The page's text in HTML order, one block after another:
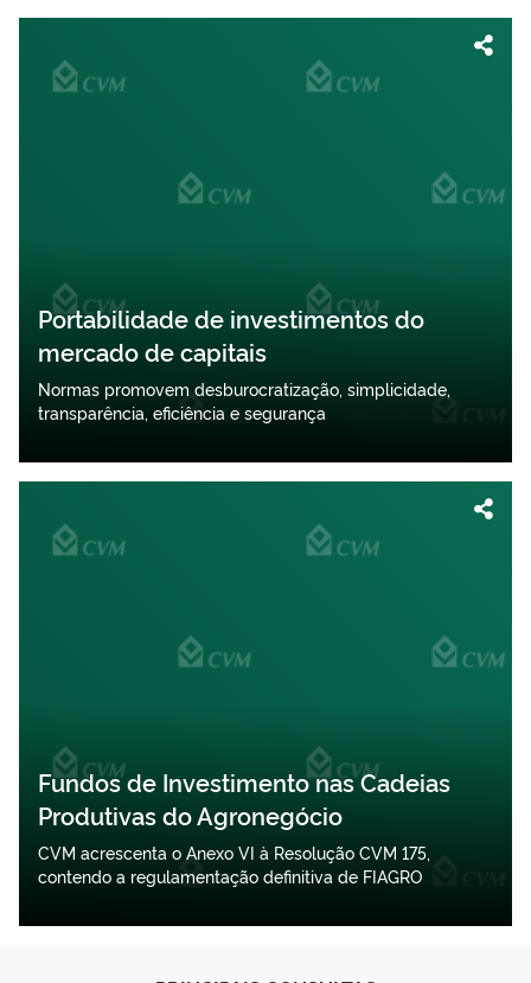
Portabilidade de investimentos do
mercado de capitais
Normas promovem desburocratização, simplicidade,
transparência, eficiência e segurança
Fundos de Investimento nas Cadeias
Produtivas do Agronegócio
CVM acrescenta o Anexo VI à Resolução CVM 175,
contendo a regulamentação definitiva de FIAGRO